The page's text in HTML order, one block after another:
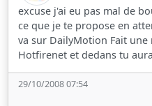
excuse j'ai eu pas mal de
ce que je te propose en
va sur DailyMotion Fait
Hotfirenet et dedans tu
29/10/2008 07:54